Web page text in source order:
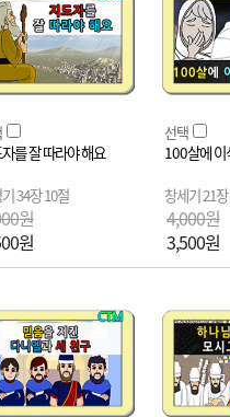
를 잘 따라야 해요
34장 10절
원
원
선택
100살에 이
창세기 21
4,000원
3,500원